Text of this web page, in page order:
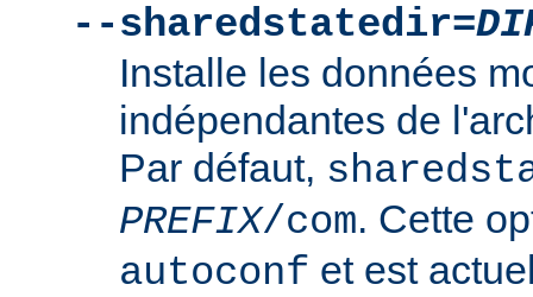
--sharedstatedir=
Installe les données
indépendantes de
Par défaut,
PREFIX/com. Cette
autoconf et est